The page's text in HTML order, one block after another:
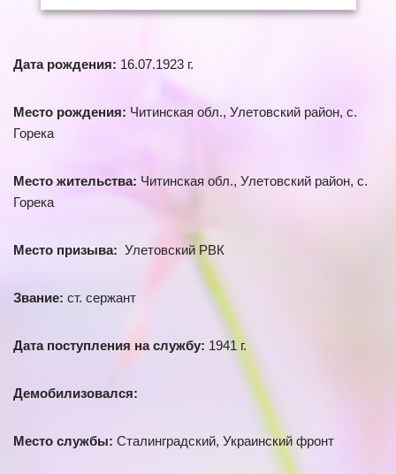
Дата рождения: 16.07.1923 г.
Место рождения: Читинская обл., Улетовский район, с.
Горека
Место жительства: Читинская обл., Улетовский район, с.
Горека
Место призыва: Улетовский РВК
Звание: ст. сержант
Дата поступления на службу: 1941 г.
Демобилизовался:
Место службы: Сталинградский, Украинский фронт